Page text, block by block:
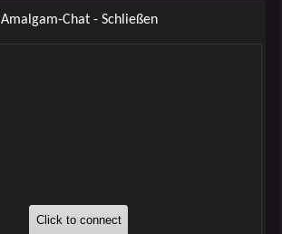
Amalgam-Chat - Schließen